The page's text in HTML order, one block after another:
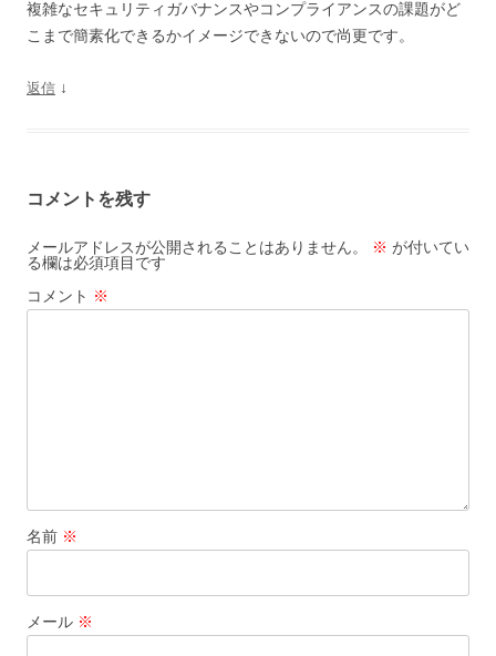
複雑なセキュリティガバナンスやコンプライアンスの課題がど
こまで簡素化できるかイメージできないので尚更です。
返信 ↓
コメントを残す
メールアドレスが公開されることはありません。 ※ が付いてい
る欄は必須項目です
コメント ※
名前 ※
メール ※